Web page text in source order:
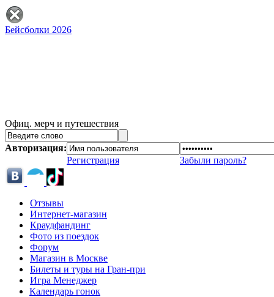
Бейсболки 2026
Офиц. мерч и путешествия
Авторизация:
Регистрация
Забыли пароль?
Отзывы
Интернет-магазин
Краудфандинг
Фото из поездок
Форум
Магазин в Москве
Билеты и туры на Гран-при
Игра Менеджер
Календарь гонок